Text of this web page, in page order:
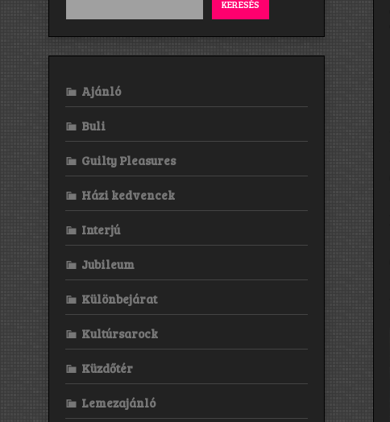
KERESÉS
Ajánló
Buli
Guilty Pleasures
Házi kedvencek
Interjú
Jubileum
Különbejárat
Kultúrsarock
Küzdőtér
Lemezajánló